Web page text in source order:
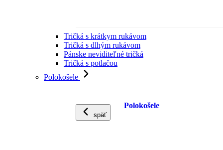
Tričká s krátkym rukávom
Tričká s dlhým rukávom
Pánske neviditeľné tričká
Tričká s potlačou
Polokošele
späť
Polokošele